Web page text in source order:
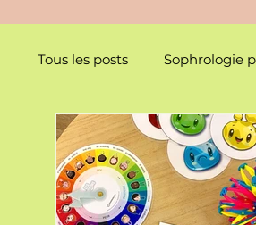
Tous les posts Sophrologie
Sophrologie ludique